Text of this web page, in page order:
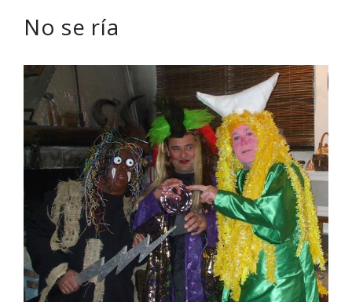
No se ría